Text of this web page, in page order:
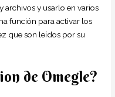
archivos y usarlo en varios
función para activar los
que son leídos por su
de Omegle?